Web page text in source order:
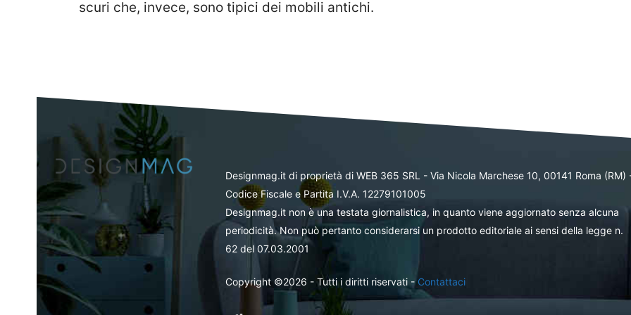
scuri che, invece, sono tipici dei mobili antichi.
Designmag.it di proprietà di WEB 365 SRL - Via Nicola Marchese 10, 00141 Roma (RM)
Codice Fiscale e Partita I.V.A. 12279101005
Designmag.it non è una testata giornalistica, in quanto viene aggiornato senza alcuna
periodicità. Non può pertanto considerarsi un prodotto editoriale ai sensi della legge n.
62 del 07.03.2001
Copyright ©2026 - Tutti i diritti riservati -Contattaci